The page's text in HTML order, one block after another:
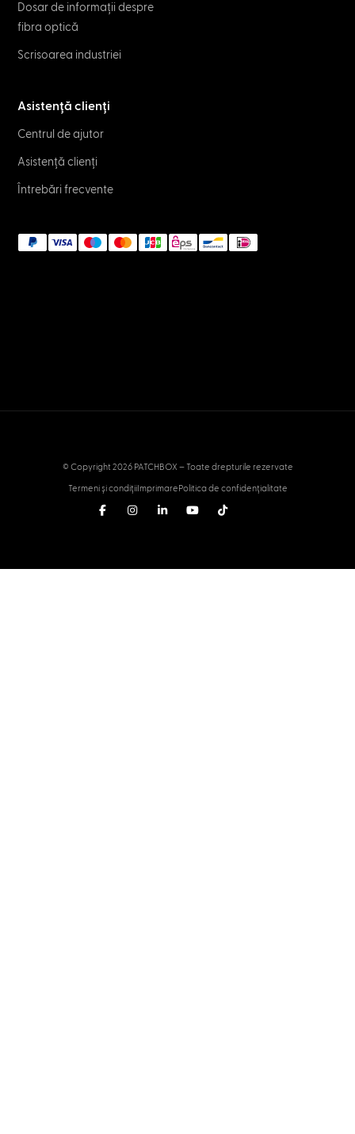
Dosar de informații despre
fibra optică
Scrisoarea industriei
Asistență clienți
Centrul de ajutor
Asistență clienți
Întrebări frecvente
© Copyright 2026 PATCHBOX – Toate drepturile rezervate
Termeni și condițiiImprimarePolitica de confidențialitate